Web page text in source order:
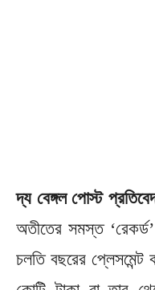
দ্য বেঙ্গল পোস্ট
অতীতের সমস্ত
চলতি বছরের প্লেসমেন্ট